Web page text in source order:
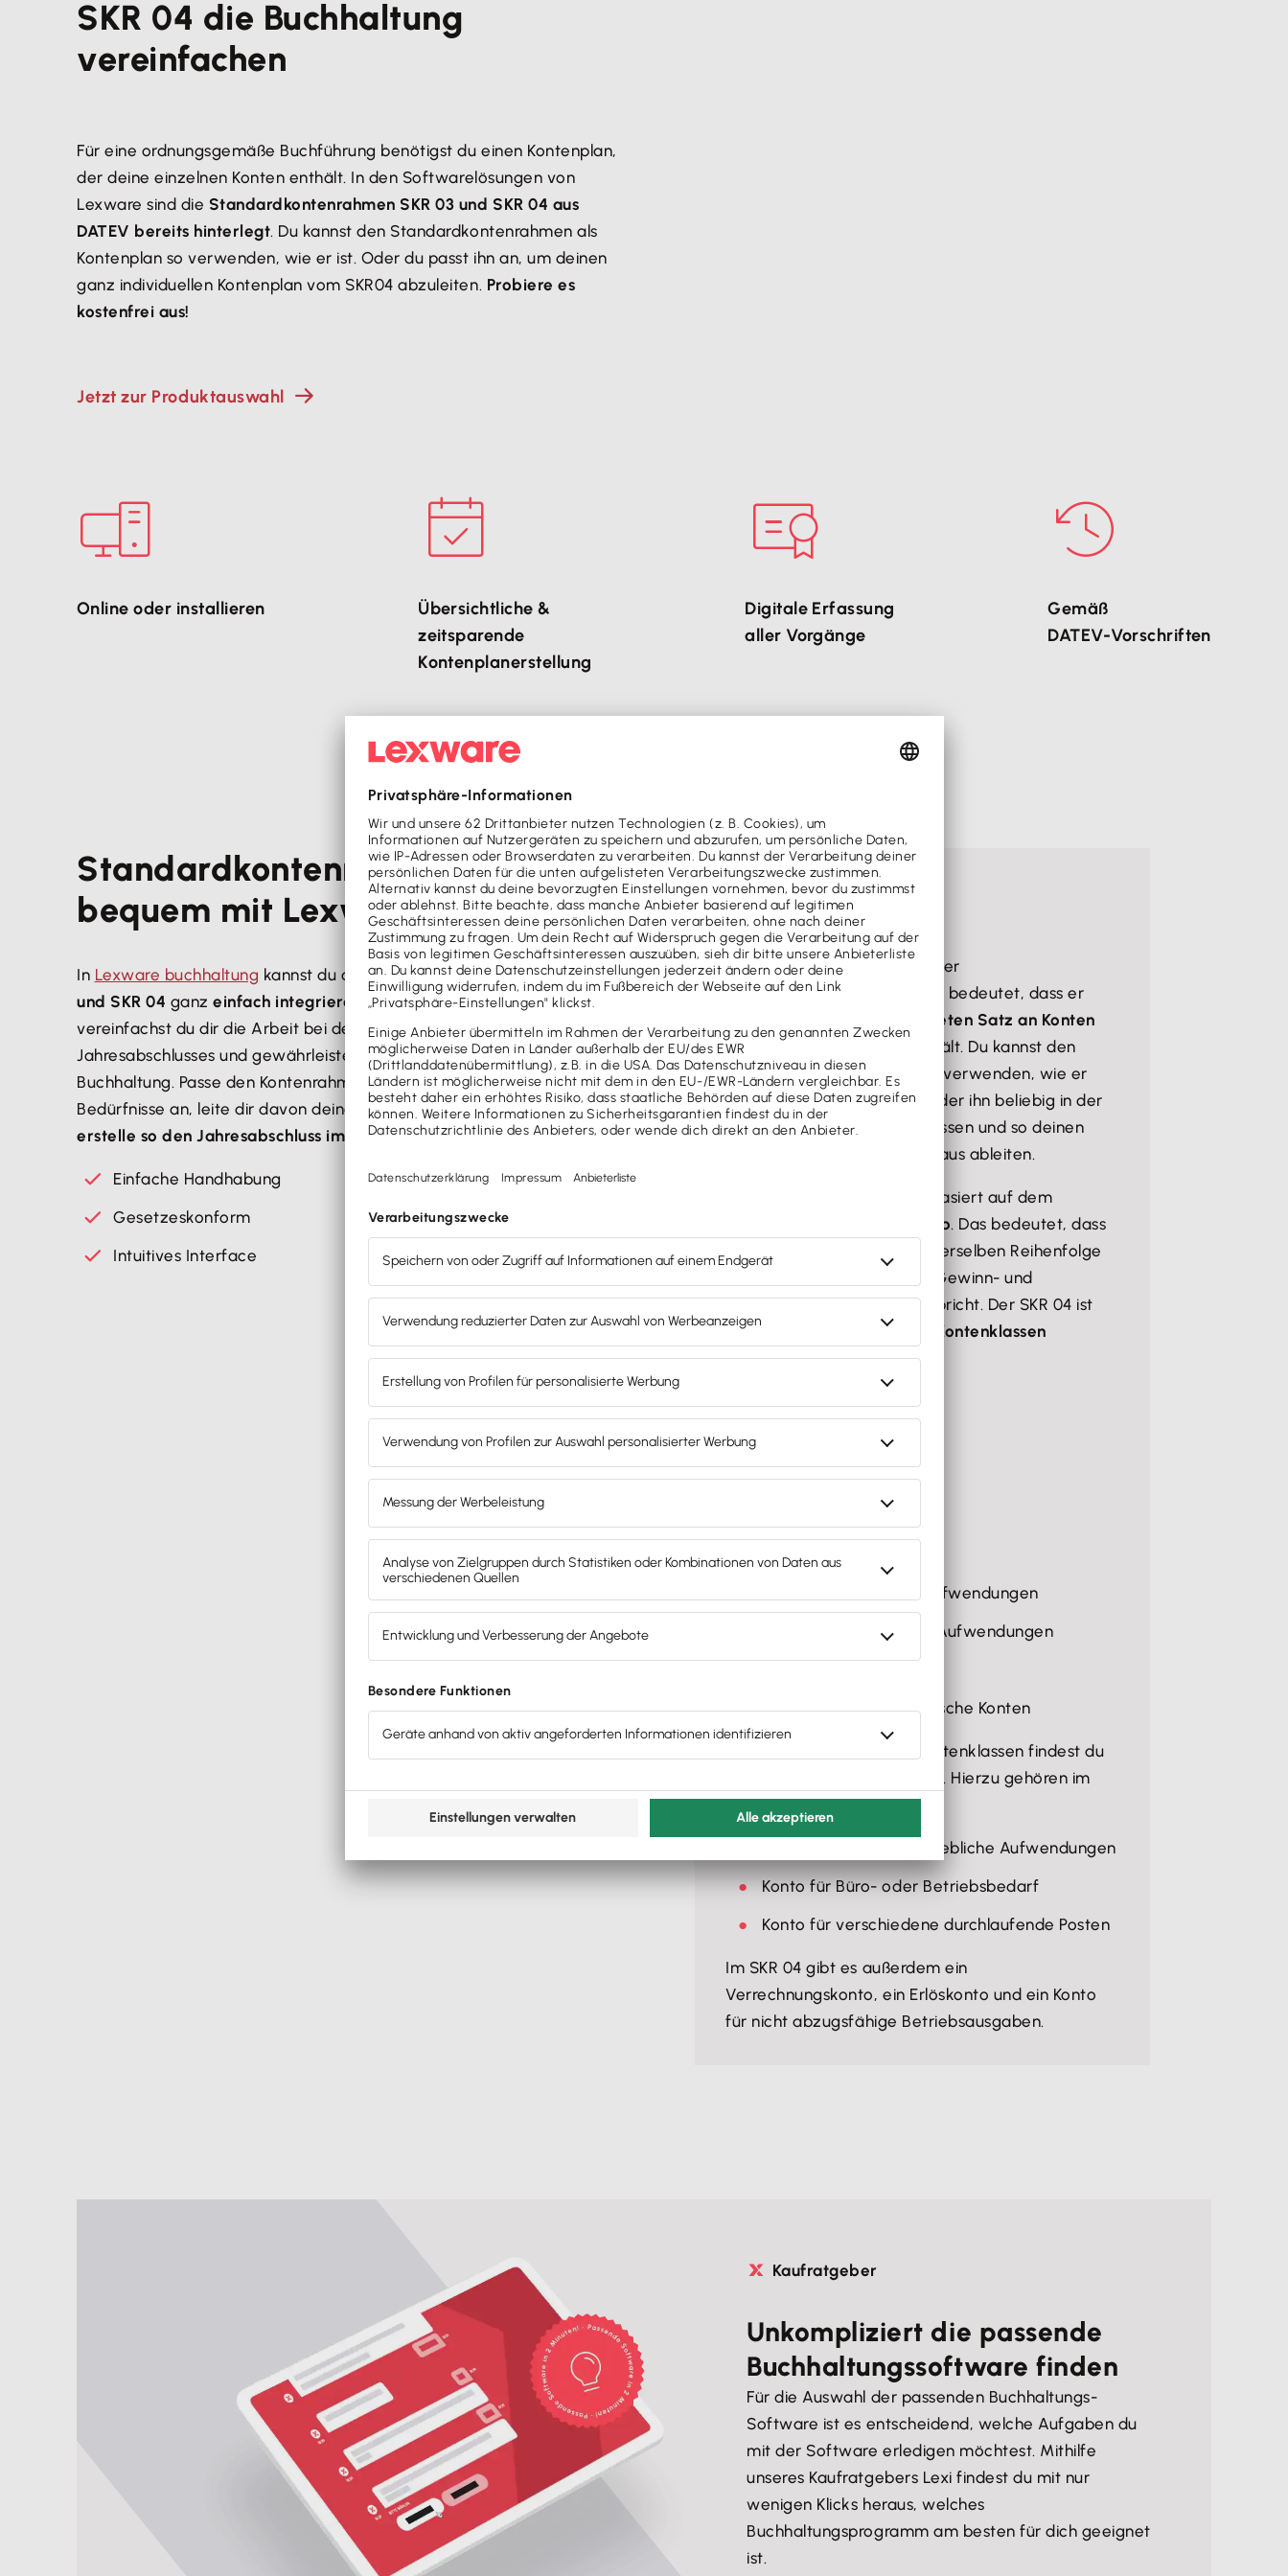
SKR 04 die Buchhaltung
vereinfachen
Für eine ordnungsgemäße Buchführung benötigst du einen Kontenplan,
der deine einzelnen Konten enthält. In den Softwarelösungen von
Lexware sind die Standardkontenrahmen SKR 03 und SKR 04 aus
DATEV bereits hinterlegt. Du kannst den Standardkontenrahmen als
Kontenplan so verwenden, wie er ist. Oder du passt ihn an, um deinen
ganz individuellen Kontenplan vom SKR04 abzuleiten. Probiere es
kostenfrei aus!
Jetzt zur Produktauswahl
Online oder installieren
Übersichtliche &
zeitsparende
Kontenplanerstellung
Digitale Erfassung
aller Vorgänge
Gemäß
DATEV-Vorschriften
Standardkontenrahmen SKR 04
bequem mit Lexware einbinden
In Lexware buchhaltung kannst du die StandardkontenrahmenSKR 03
und SKR 04 ganzeinfach integrieren und individuell anpassen. So
vereinfachst du dir die Arbeit bei der korrekten Erstellung des
Jahresabschlusses und gewährleistest eine fehlerfreie doppelte
Buchhaltung. Passe den Kontenrahmen SKR 04 ganz einfach an deine
Bedürfnisse an, leite dir davon deinen individuellen Kontenplan ab und
erstelle so den Jahresabschluss im Handumdrehen!
Einfache Handhabung
Gesetzeskonform
Intuitives Interface
Definition
Was ist der SKR 04?
Der SKR 04 ist ein sogenannter
Standardkontenrahmen. Das bedeutet, dass er
einen von DATEV vorbereiteten Satz an Konten
verschiedener Klassen
enthält. Du kannst den
Kontenrahmen entweder so verwenden, wie er
von DATEV erstellt wurde, oder ihn beliebig in der
Buchhaltungssoftware anpassen und so deinen
individuellen Kontenplan daraus ableiten.
Der Kontenrahmen SKR 04 basiert auf dem
Abschlussgliederungsprinzip. Das bedeutet, dass
die Anordnung der Konten derselben Reihenfolge
wie in der Bilanz und in der Gewinn- und
Verlustrechnung (GuV) entspricht. Der SKR 04 ist
typischerweise in folgende
Kontenklassen
unterteilt:
0: Anlagevermögen
1: Umlaufvermögen
2: Eigenkapitalkonten
4: Betriebliche Erträge
5 und 6: Betriebliche Aufwendungen
7: Weitere Erträge und Aufwendungen
9: Vortrags- und statistische Konten
In den unterschiedlichen Kontenklassen findest du
. Hierzu gehören im
SKR 04 beispielsweise:
Konto für sonstige betriebliche Aufwendungen
Konto für Büro- oder Betriebsbedarf
Konto für verschiedene durchlaufende Posten
Im SKR 04 gibt es außerdem ein
Verrechnungskonto, ein Erlöskonto und ein Konto
für nicht abzugsfähige Betriebsausgaben.
Kaufratgeber
Unkompliziert die passende
Buchhaltungssoftware finden
Für die Auswahl der passenden Buchhaltungs-
Software ist es entscheidend, welche Aufgaben du
mit der Software erledigen möchtest. Mithilfe
unseres Kaufratgebers Lexi findest du mit nur
wenigen Klicks heraus, welches
Buchhaltungsprogramm am besten für dich geeignet
ist.